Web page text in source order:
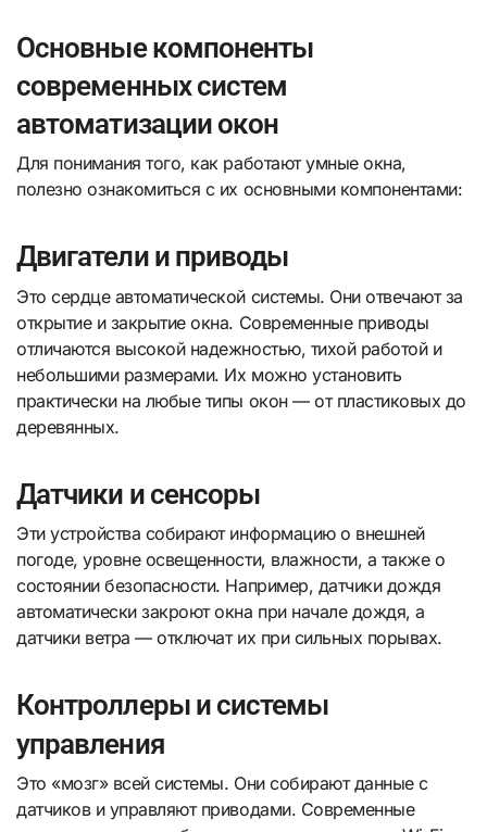
Основные компоненты
современных систем
автоматизации окон
Для понимания того, как работают умные окна,
полезно ознакомиться с их основными компонентами:
Двигатели и приводы
Это сердце автоматической системы. Они отвечают за
открытие и закрытие окна. Современные приводы
отличаются высокой надежностью, тихой работой и
небольшими размерами. Их можно установить
практически на любые типы окон — от пластиковых до
деревянных.
Датчики и сенсоры
Эти устройства собирают информацию о внешней
погоде, уровне освещенности, влажности, а также о
состоянии безопасности. Например, датчики дождя
автоматически закроют окна при начале дождя, а
датчики ветра — отключат их при сильных порывах.
Контроллеры и системы
управления
Это «мозг» всей системы. Они собирают данные с
датчиков и управляют приводами. Современные